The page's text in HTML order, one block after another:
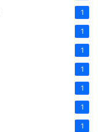
1
1
1
1
1
1
1